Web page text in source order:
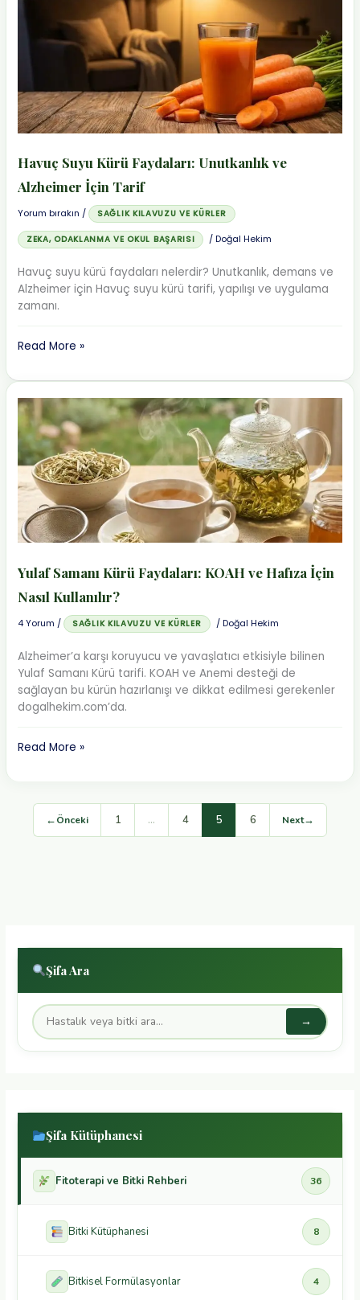
Takviyesi
Havuç Suyu Kürü Faydaları: Unutkanlık ve
Alzheimer İçin Tarif
Yorum bırakın / SAĞLIK KILAVUZU VE KÜRLER
ZEKA, ODAKLANMA VE OKUL BAŞARISI /Doğal Hekim
Havuç suyu kürü faydaları nelerdir? Unutkanlık, demans ve
Alzheimer için Havuç suyu kürü tarifi, yapılışı ve uygulama
zamanı.
Havuç
Kürü
Faydaları:
Unutkanlık
ve
Alzheimer
İçin
Tarif
Read More »
Yulaf Samanı Kürü Faydaları: KOAH ve Hafıza İçin
Nasıl Kullanılır?
4 Yorum / SAĞLIK KILAVUZU VE KÜRLER /Doğal Hekim
Alzheimer’a karşı koruyucu ve yavaşlatıcı etkisiyle bilinen
Yulaf Samanı Kürü tarifi. KOAH ve Anemi desteği de
sağlayan bu kürün hazırlanışı ve dikkat edilmesi gerekenler
dogalhekim.com’da.
Yulaf
Read More »
←Önceki 1 … 4 5 6 Next→
Şifa Ara
→
Şifa Kütüphanesi
Fitoterapi ve Bitki Rehberi 36
Bitki Kütüphanesi 8
Bitkisel Formülasyonlar 4